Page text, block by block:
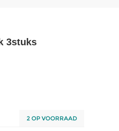
3stuks
2 OP VOORRAAD